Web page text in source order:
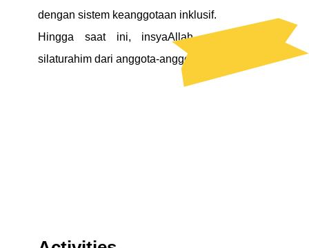
dengan sistem keanggotaan inklusif.
Hingga saat ini, insyaAllah masih terjalin
silaturahim dari anggota-anggota RISKA